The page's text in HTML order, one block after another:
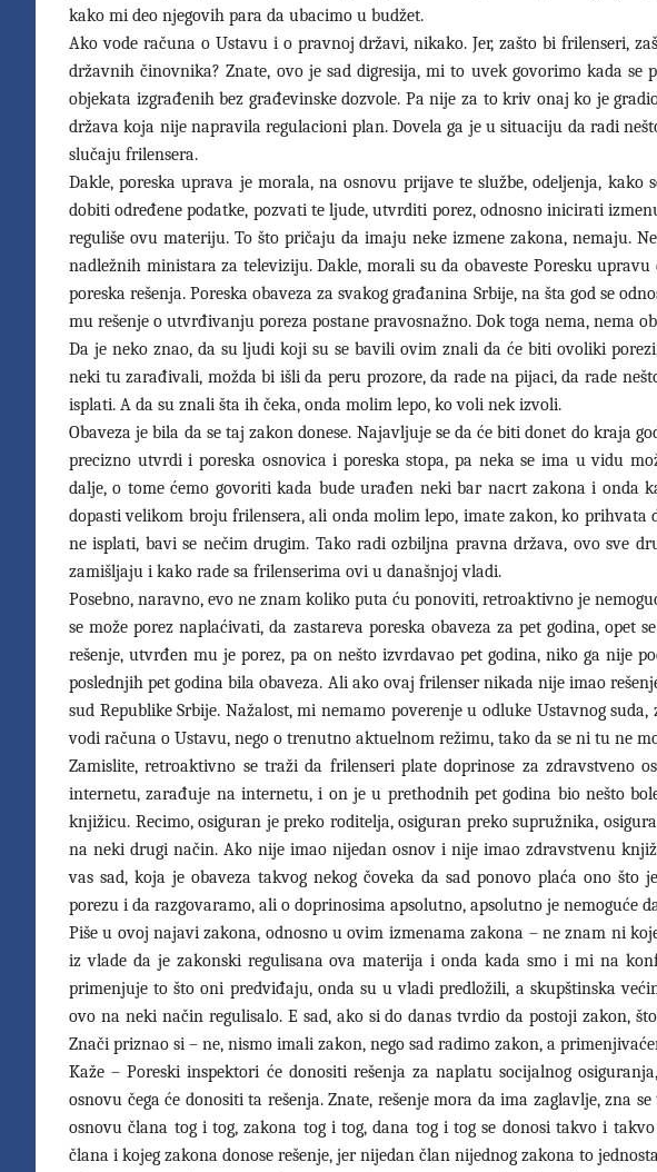
kako mi deo njegovih para da ubacimo u budžet.
Ako vode računa o Ustavu i o pravnoj državi, nikako. Jer, zašto bi frilenseri,
državnih činovnika? Znate, ovo je sad digresija, mi to uvek govorimo kada se
objekata izgrađenih bez građevinske dozvole. Pa nije za to kriv onaj ko je
država koja nije napravila regulacioni plan. Dovela ga je u situaciju da radi
slučaju frilensera.
Dakle, poreska uprava je morala, na osnovu prijave te službe, odeljenja,
dobiti određene podatke, pozvati te ljude, utvrditi porez, odnosno inicirati
reguliše ovu materiju. To što pričaju da imaju neke izmene zakona, nemaju.
nadležnih ministara za televiziju. Dakle, morali su da obaveste Poresku
poreska rešenja. Poreska obaveza za svakog građanina Srbije, na šta god se
mu rešenje o utvrđivanju poreza postane pravosnažno. Dok toga nema, nema
Da je neko znao, da su ljudi koji su se bavili ovim znali da će biti ovoliki
neki tu zarađivali, možda bi išli da peru prozore, da rade na pijaci, da rade
isplati. A da su znali šta ih čeka, onda molim lepo, ko voli nek izvoli.
Obaveza je bila da se taj zakon donese. Najavljuje se da će biti donet do kraja
precizno utvrdi i poreska osnovica i poreska stopa, pa neka se ima u vidu
dalje, o tome ćemo govoriti kada bude urađen neki bar nacrt zakona i onda
dopasti velikom broju frilensera, ali onda molim lepo, imate zakon, ko prihvata
ne isplati, bavi se nečim drugim. Tako radi ozbiljna pravna država, ovo sve
zamišljaju i kako rade sa frilenserima ovi u današnjoj vladi.
Posebno, naravno, evo ne znam koliko puta ću ponoviti, retroaktivno je
se može porez naplaćivati, da zastareva poreska obaveza za pet godina, opet
rešenje, utvrđen mu je porez, pa on nešto izvrdavao pet godina, niko ga nije
poslednjih pet godina bila obaveza. Ali ako ovaj frilenser nikada nije imao
sud Republike Srbije. Nažalost, mi nemamo poverenje u odluke Ustavnog
vodi računa o Ustavu, nego o trenutno aktuelnom režimu, tako da se ni tu ne
Zamislite, retroaktivno se traži da frilenseri plate doprinose za zdravstveno
internetu, zarađuje na internetu, i on je u prethodnih pet godina bio nešto
knjižicu. Recimo, osiguran je preko roditelja, osiguran preko supružnika,
na neki drugi način. Ako nije imao nijedan osnov i nije imao zdravstvenu
vas sad, koja je obaveza takvog nekog čoveka da sad ponovo plaća ono
porezu i da razgovaramo, ali o doprinosima apsolutno, apsolutno je nemoguće
Piše u ovoj najavi zakona, odnosno u ovim izmenama zakona – ne znam ni
iz vlade da je zakonski regulisana ova materija i onda kada smo i mi na
primenjuje to što oni predviđaju, onda su u vladi predložili, a skupštinska
ovo na neki način regulisalo. E sad, ako si do danas tvrdio da postoji zakon,
Znači priznao si – ne, nismo imali zakon, nego sad radimo zakon, a
Kaže – Poreski inspektori će donositi rešenja za naplatu socijalnog
osnovu čega će donositi ta rešenja. Znate, rešenje mora da ima zaglavlje, zna
osnovu člana tog i tog, zakona tog i tog, dana tog i tog se donosi takvo i
člana i kojeg zakona donose rešenje, jer nijedan član nijednog zakona to